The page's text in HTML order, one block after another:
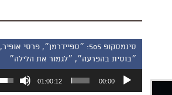
סינמסקופ 505: ״ספיידרמן״, פרסי אופיר,
״בוסית בהפרעה״, ״לגמור את הלילה״
אודיו
00:00
01:00:12